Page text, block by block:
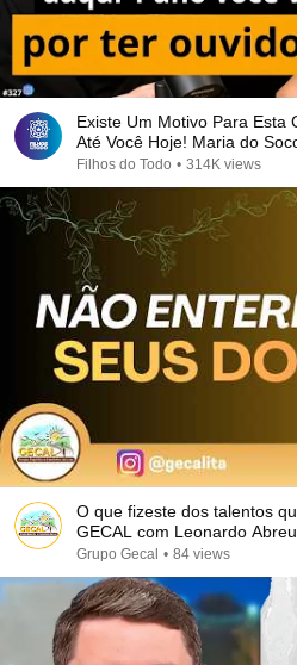
Existe Um Motivo Para Esta
Até Você Hoje! Maria do
Filhos do Todo • 314K views
O que fizeste dos talentos
GECAL com Leonardo Abreu
Grupo Gecal • 84 views